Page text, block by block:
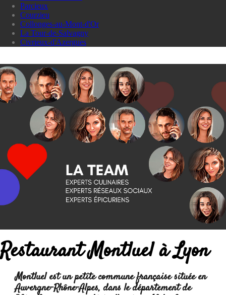
Parcieux
Courzieu
Collonges-au-Mont-d'Or
La Tour-de-Salvagny
Civrieux-d'Azergues
Restaurant Montluel à Lyon
Montluel est un petite commune française située en
Auvergne-Rhône-Alpes, dans le département de